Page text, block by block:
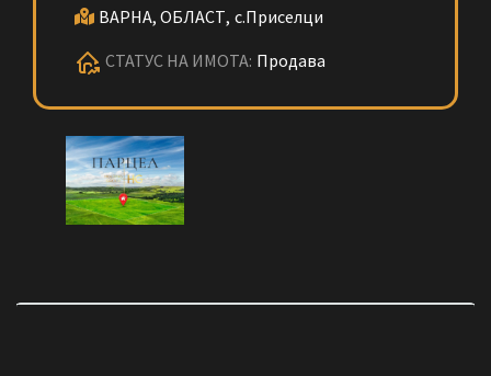
ВАРНА, ОБЛАСТ, с.Приселци
СТАТУС НА ИМОТА: Продава